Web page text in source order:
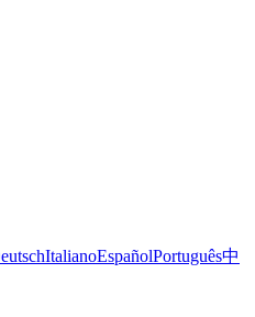
ItalianoEspañolPortuguês中